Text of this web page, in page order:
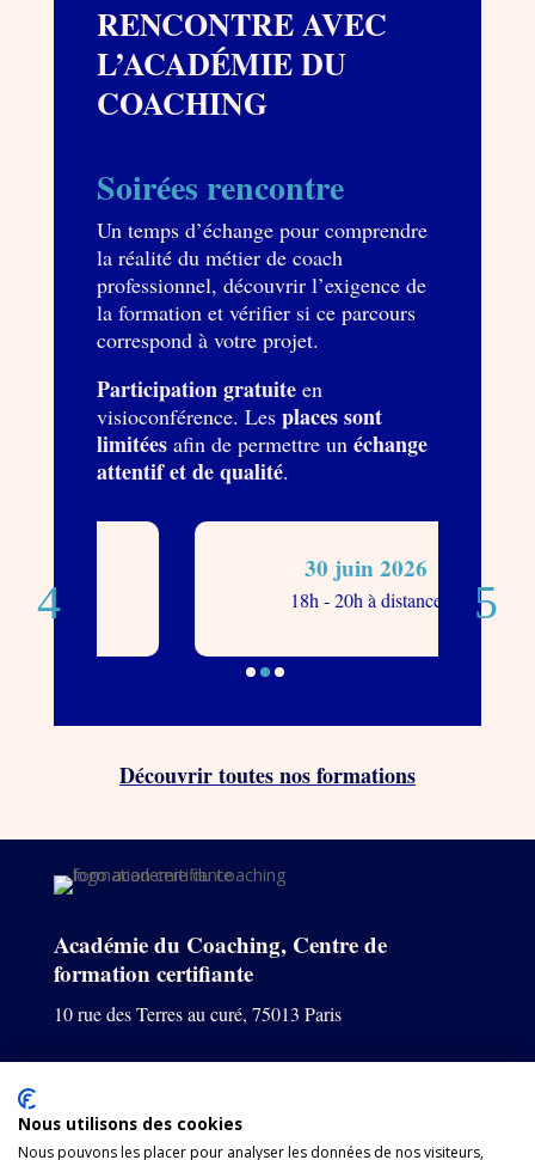
RENCONTRE AVEC
L’ACADÉMIE DU
COACHING
Soirées rencontre
Un temps d’échange pour comprendre
la réalité du métier de coach
professionnel, découvrir l’exigence de
la formation et vérifier si ce parcours
correspond à votre projet.
Participation gratuiteen
visioconférence. Les places sont
limitéesafin de permettre un échange
attentif et de qualité.
30 juin 2026
18h - 20h à distance
Découvrir toutes nos formations
Académie du Coaching, Centre de
formation certifiante
10 rue des Terres au curé, 75013 Paris
Pour les entreprises
Formations courtes
Nous utilisons des cookies
Nous pouvons les placer pour analyser les données de nos visiteurs,